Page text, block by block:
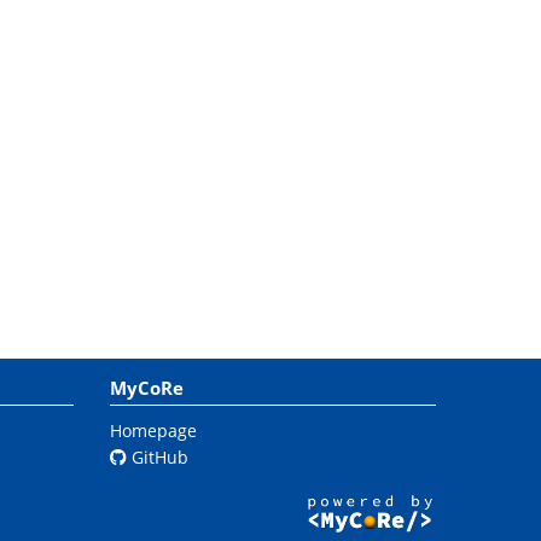
MyCoRe
Homepage
GitHub